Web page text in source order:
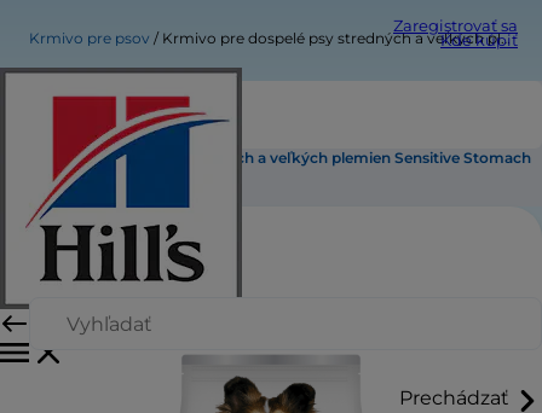
Zaregistrovať sa
Kde kúpiť
Prechádzať
Krmivo pre psov Krmivo pre dospelé psy stredných a veľkých plemien Sensitive Stomach & Skin
Krmivo pre dospelé psy stredných a veľkých plemien Sensitive Stomach